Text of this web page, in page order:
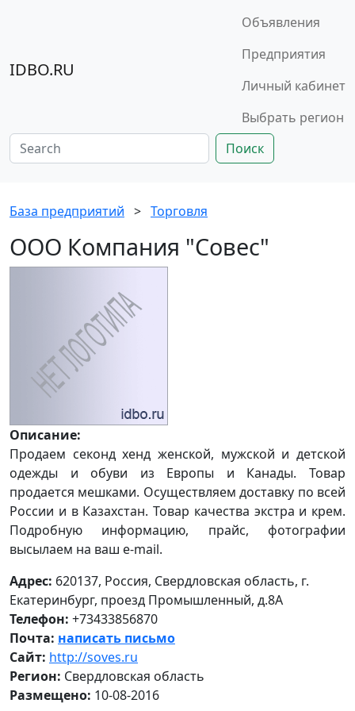
IDBO.RU
Объявления
Предприятия
Личный кабинет
Выбрать регион
Поиск
База предприятий > Торговля
ООО Компания "Совес"
Описание:
Продаем секонд хенд женской, мужской и детской
одежды и обуви из Европы и Канады. Товар
продается мешками. Осуществляем доставку по всей
России и в Казахстан. Товар качества экстра и крем.
Подробную информацию, прайс, фотографии
высылаем на ваш e-mail.
Адрес: 620137, Россия, Свердловская область, г.
Екатеринбург, проезд Промышленный, д.8А
Телефон: +73433856870
Почта: написать письмо
Сайт: http://soves.ru
Регион: Свердловская область
Размещено: 10-08-2016